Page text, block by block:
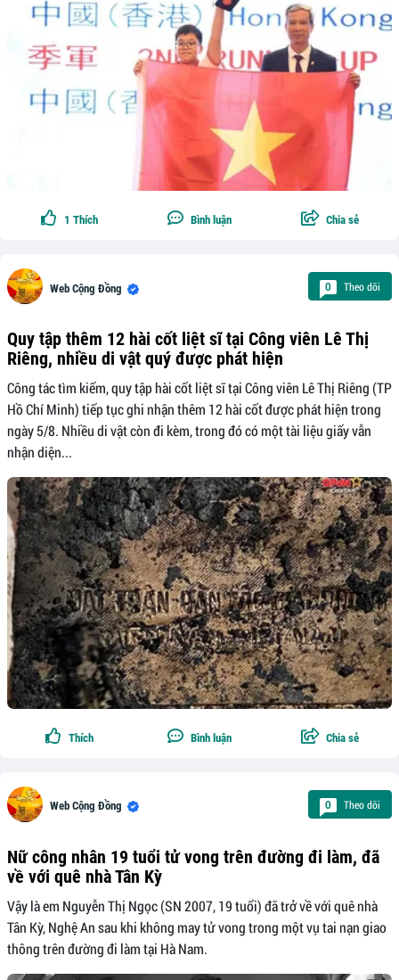
1 Thích Bình luận Chia sẻ
Web Cộng Đồng 0 Theo dõi
Quy tập thêm 12 hài cốt liệt sĩ tại Công viên Lê Thị
Riêng, nhiều di vật quý được phát hiện
Công tác tìm kiếm, quy tập hài cốt liệt sĩ tại Công viên Lê Thị Riêng (TP
Hồ Chí Minh) tiếp tục ghi nhận thêm 12 hài cốt được phát hiện trong
ngày 5/8. Nhiều di vật còn đi kèm, trong đó có một tài liệu giấy vẫn
nhận diện...
Thích Bình luận Chia sẻ
Web Cộng Đồng 0 Theo dõi
Nữ công nhân 19 tuổi tử vong trên đường đi làm, đã
về với quê nhà Tân Kỳ
Vậy là em Nguyễn Thị Ngọc (SN 2007, 19 tuổi) đã trở về với quê nhà
Tân Kỳ, Nghệ An sau khi không may tử vong trong một vụ tai nạn giao
thông trên đường đi làm tại Hà Nam.